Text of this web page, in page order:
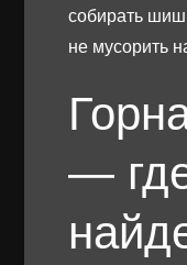
собирать
не мусорить
—